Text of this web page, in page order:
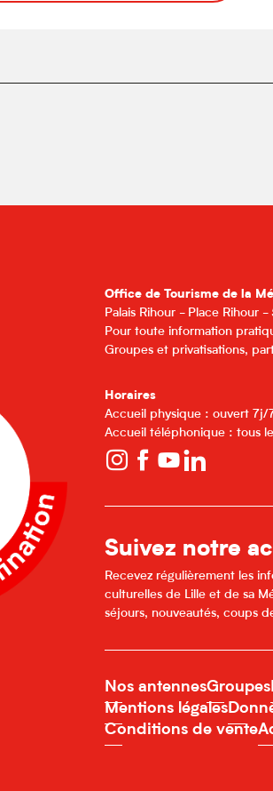
Office de Tourisme de la
Palais Rihour - Place Rihour
Pour toute information
Groupes et privatisations,
Horaires
Accueil physique : ouvert 7j/
Accueil téléphonique : tous
Suivez notre
Recevez régulièrement les
culturelles de Lille et de sa
séjours, nouveautés, coups
Nos antennesGroupes
Mentions légales
Conditions de vente